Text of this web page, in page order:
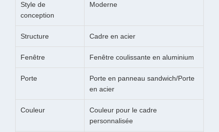
Style de
conception
Moderne
Structure Cadre en acier
Fenêtre Fenêtre coulissante en aluminium
Porte
Porte en panneau sandwich/Porte
en acier
Couleur
Couleur pour le cadre
personnalisée